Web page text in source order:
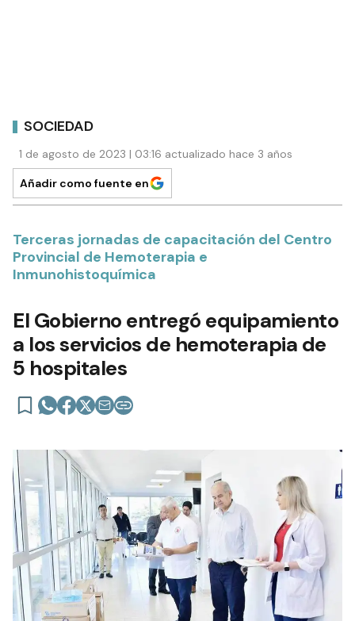
SOCIEDAD
1 de agosto de 2023 | 03:16 actualizado hace 3 años
Añadir como fuente en
Terceras jornadas de capacitación del Centro
Provincial de Hemoterapia e
Inmunohistoquímica
El Gobierno entregó equipamiento
a los servicios de hemoterapia de
5 hospitales